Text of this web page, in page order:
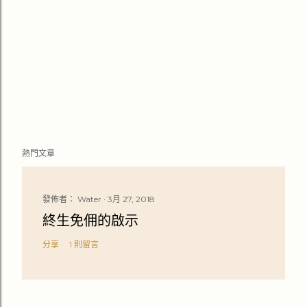
熱門文章
發佈者： Water 3月 27, 2018
終生免佣的啟示
分享 1 則留言